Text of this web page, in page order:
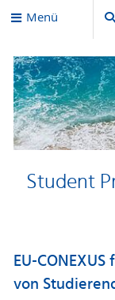
Menü
Student
EU-
von